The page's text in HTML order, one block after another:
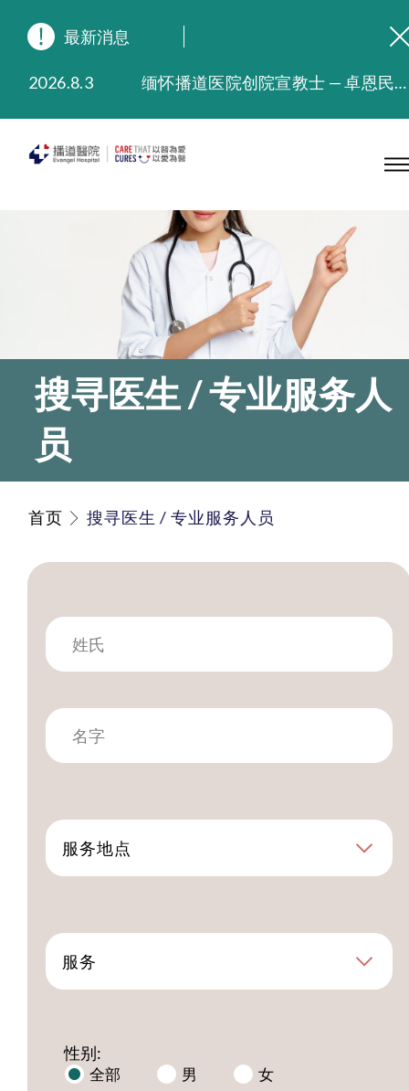
最新消息
2026.8.3
缅怀播道医院创院宣教士 — 卓恩民医生香港追思会
2025.9.23
本院在暴雨或台风警告信号 (包括黑色暴雨及8号或以上热带气旋警告信号) 下，仍会维持有限度服务。如有查询，可致电2711 5222。
搜寻医生 / 专业服务人
员
首页 搜寻医生 / 专业服务人员
服务地点
服务
性别:
全部 男 女